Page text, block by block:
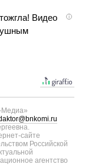
i
Видео
Медиа»
сайте
Российской
агентство